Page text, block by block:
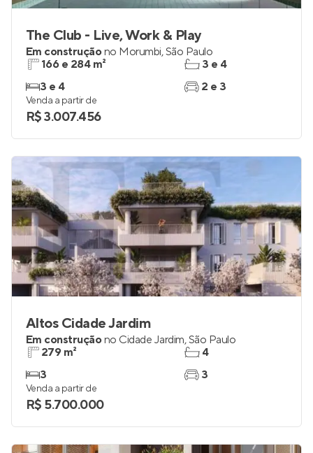
The Club - Live, Work & Play
Em construçãono Morumbi,São Paulo
166 e 284 m²
3 e 4
3 e 4
2 e 3
Venda a partir de
R$ 3.007.456
Altos Cidade Jardim
Em construçãono Cidade Jardim,São Paulo
279 m²
3
4
3
Venda a partir de
R$ 5.700.000